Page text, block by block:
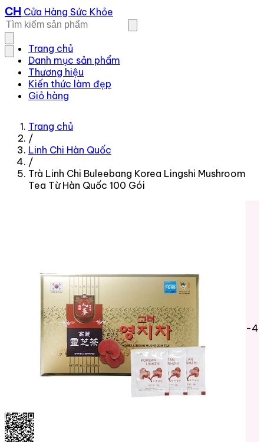
CH Cửa Hàng Sức Khỏe
Trang chủ
Danh mục sản phẩm
Thương hiệu
Kiến thức làm đẹp
Giỏ hàng
Trang chủ
/
Linh Chi Hàn Quốc
/
Trà Linh Chi Buleebang Korea Lingshi Mushroom
Tea Từ Hàn Quốc 100 Gói
-